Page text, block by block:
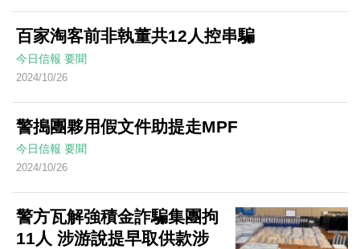
百家淘客前非執董共12人控串騙
今日信報 要聞
2024/10/26
警搗團夥用假文件助提走MPF
今日信報 要聞
2024/10/26
警方瓦解強積金詐騙集團拘
11人 涉游說提早取供款涉